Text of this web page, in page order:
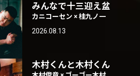
みんなで十三迎え盆
カニコーセン × 桂九ノ一
2026.08.13
木村くんと木村くん